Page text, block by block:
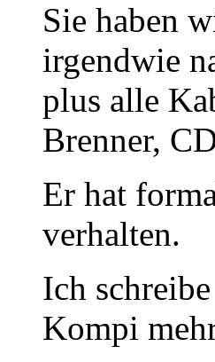
Sie haben
irgendwie
plus alle
Brenner,
Er hat
verhalten.
Ich
Kompi